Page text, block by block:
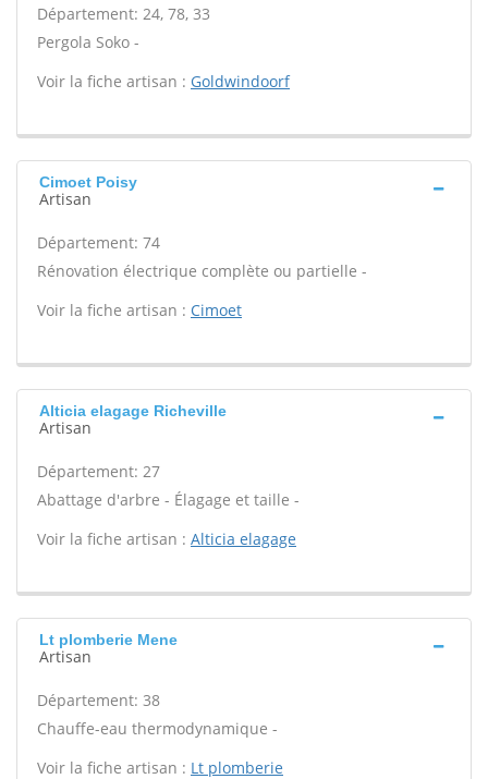
Département: 24, 78, 33
Pergola Soko -
Voir la fiche artisan : Goldwindoorf
Cimoet Poisy
Artisan
Département: 74
Rénovation électrique complète ou partielle -
Voir la fiche artisan : Cimoet
Alticia elagage Richeville
Artisan
Département: 27
Abattage d'arbre - Élagage et taille -
Voir la fiche artisan : Alticia elagage
Lt plomberie Mene
Artisan
Département: 38
Chauffe-eau thermodynamique -
Voir la fiche artisan : Lt plomberie